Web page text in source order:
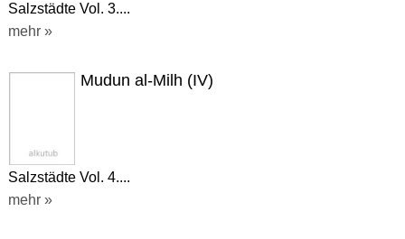
Salzstädte Vol. 3....
mehr »
Mudun al-Milh (IV)
Salzstädte Vol. 4....
mehr »